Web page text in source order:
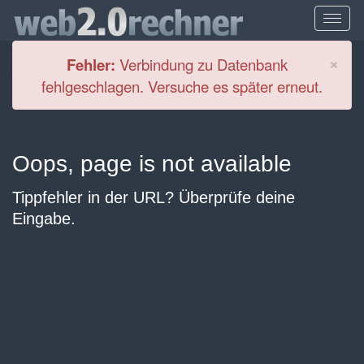
×
Fehler: Verbindung zu Datenbank
fehlgeschlagen. Versuche es später erneut.
Oops, page is not available
Tippfehler in der URL? Überprüfe deine
Eingabe.